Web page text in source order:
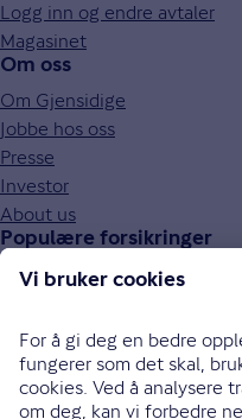
Logg inn og endre avtaler
Magasinet
Om oss
Om Gjensidige
Jobbe hos oss
Presse
Investor
About us
Populære forsikringer
Bilforsikring
Innboforsikring
Husforsikring
Livsforsikring